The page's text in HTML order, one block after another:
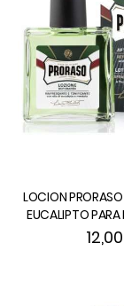
LOCION
EUCALIPTO PARA
AFEITADO